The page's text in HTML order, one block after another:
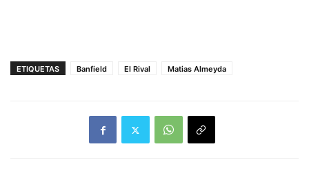
ETIQUETAS Banfield El Rival Matias Almeyda